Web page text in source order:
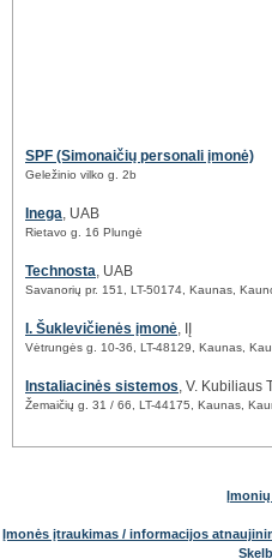
SPF (Simonaičių personali įmonė)
Geležinio vilko g. 2b
Inega, UAB
Rietavo g. 16 Plungė
Technosta, UAB
Savanorių pr. 151, LT-50174, Kaunas,
I. Šuklevičienės įmonė, IĮ
Vėtrungės g. 10-36, LT-48129, Kaunas,
Instaliacinės sistemos, V. Kubiliaus
Žemaičių g. 31 / 66, LT-44175, Kaunas,
Įmonės įtraukimas / informacijos